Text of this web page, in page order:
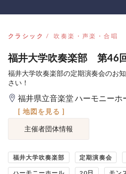
クラシック 吹奏楽・声楽・合唱
福井大学吹奏楽部 第46
福井大学吹奏楽部の定期演奏会のお
さい！
福井県立音楽堂 ハーモニーホ
[ 地図を見る ]
主催者団体情報
福井大学吹奏楽部 定期演奏会